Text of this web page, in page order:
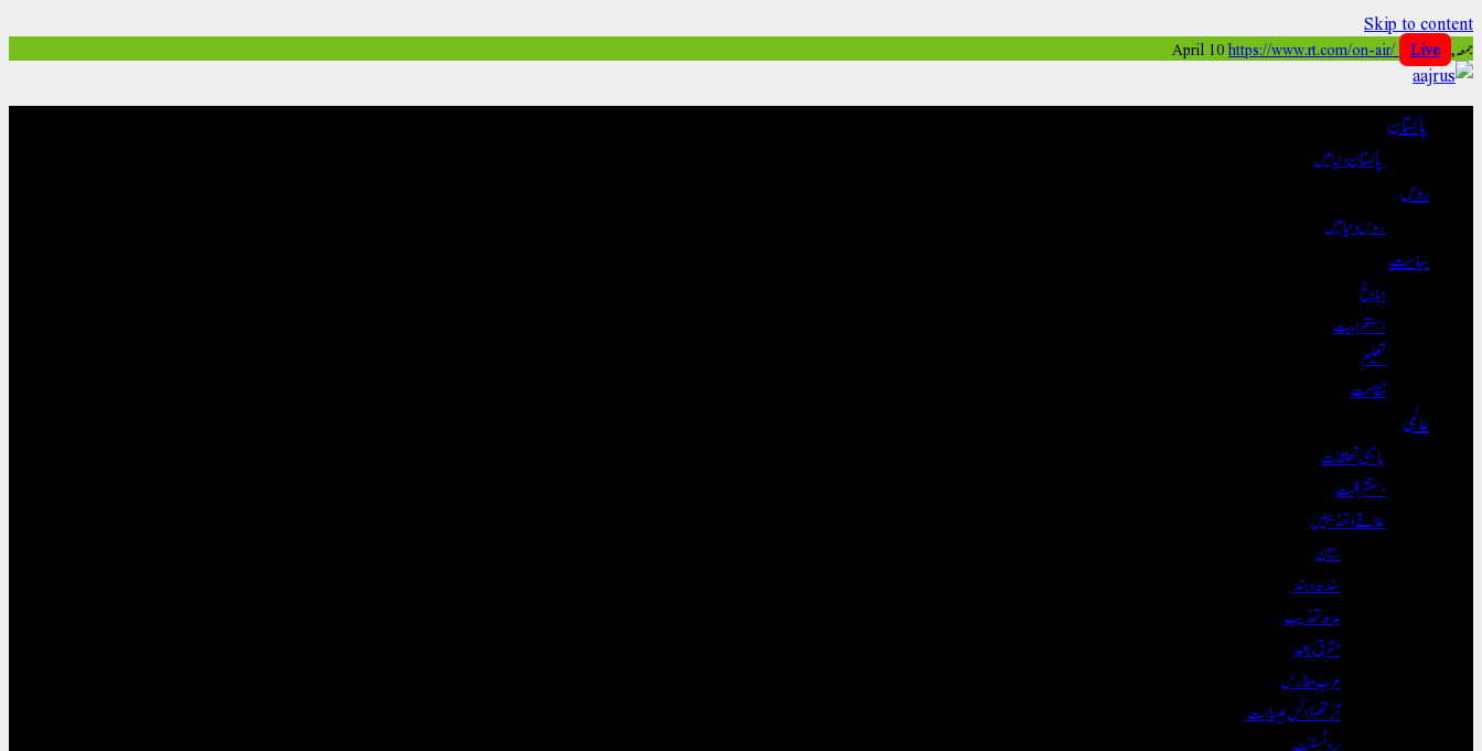
Skip to content
جمعہ, April 10 https://www.rt.com/on-air/ Live
پاکستان
پاکستان دنیا میں
روس
روس دنیا میں
سیاست
ابلاغ
استغرابیت
تعلیم
نظامت
عالمی
باہمی تعلقات
استشراقیت
علاقے و تہذیبیں
ستان
سندھ و ہند
بدھ تہذیب
مشرق بعید
عرب و فارس
آرتھوڈاکس عیسائیت
پروٹسٹنٹ